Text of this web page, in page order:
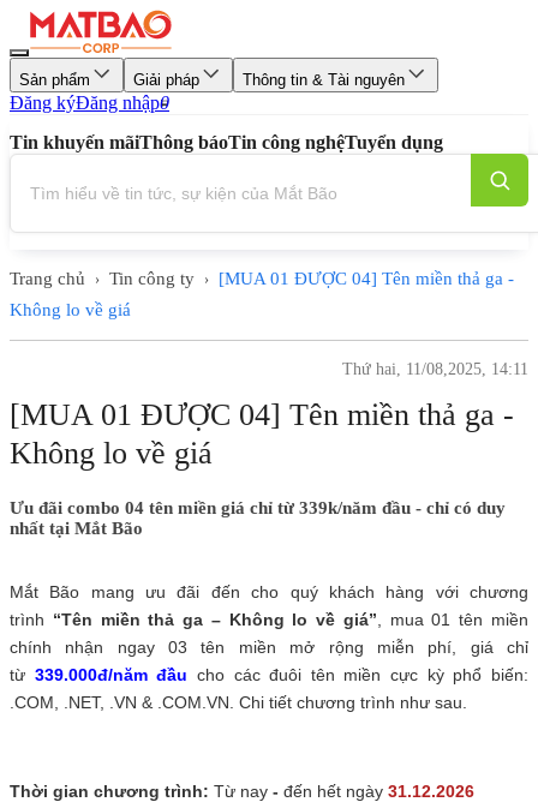
Sản phẩm Giải pháp Thông tin & Tài nguyên
Đăng kýĐăng nhập0
Tin khuyến mãiThông báoTin công nghệTuyển dụng
Trang chủ › Tin công ty ›
[MUA 01 ĐƯỢC 04] Tên miền thả ga -
Không lo về giá
Thứ hai, 11/08,2025, 14:11
[MUA 01 ĐƯỢC 04] Tên miền thả ga -
Không lo về giá
Ưu đãi combo 04 tên miền giá chỉ từ 339k/năm đầu - chỉ có duy
nhất tại Mắt Bão
Mắt Bão mang ưu đãi đến cho quý khách hàng với chương
trình “Tên miền thả ga – Không lo về giá” , mua 01 tên miền
chính nhận ngay 03 tên miền mở rộng miễn phí, giá chỉ
từ 339.000đ/năm đầu cho các đuôi tên miền cực kỳ phổ biến:
.COM, .NET, .VN & .COM.VN. Chi tiết chương trình như sau.
Thời gian chương trình: Từ nay - đến hết ngày 31.12.2026